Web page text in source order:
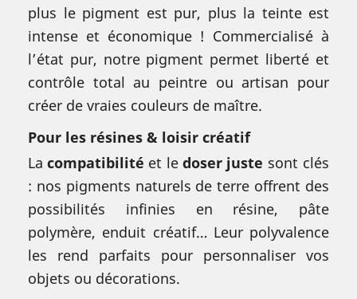
plus le pigment est pur, plus la teinte est
intense et économique ! Commercialisé à
l’état pur, notre pigment permet liberté et
contrôle total au peintre ou artisan pour
créer de vraies couleurs de maître.
Pour les résines & loisir créatif
La compatibilité et le doser juste sont clés
: nos pigments naturels de terre offrent des
possibilités infinies en résine, pâte
polymère, enduit créatif… Leur polyvalence
les rend parfaits pour personnaliser vos
objets ou décorations.